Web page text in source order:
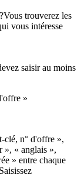
Vous trouverez les
vous intéresse
saisir au moins
»
clé, n° d'offre »,
», « anglais »,
» entre chaque